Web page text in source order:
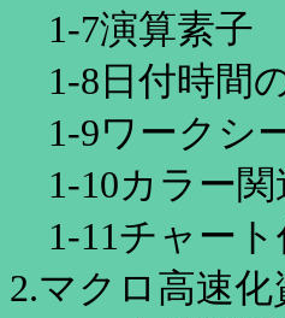
1-7演算素子
1-8日付時間
1-9ワークシ
1-10カラー関
1-11チャー
2.マクロ高速化